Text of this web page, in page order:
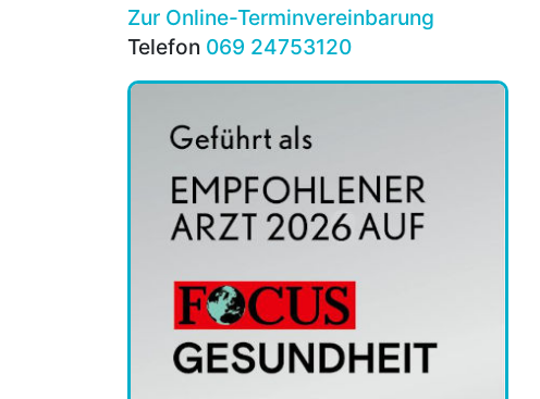
Zur Online-Terminvereinbarung
Telefon 069 24753120